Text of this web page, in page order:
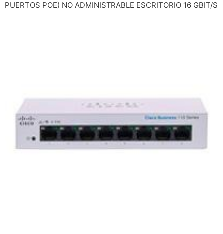
PUERTOS POE) NO ADMINISTRABLE ESCRITORIO 16 GBIT/S